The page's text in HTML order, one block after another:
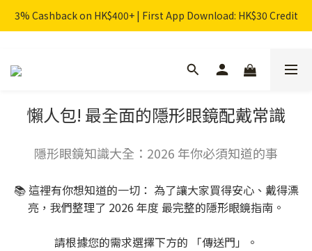
3% Cashback on HK$400+ | First App Download: HK$30 Credit
懶人包! 最全面的隱形眼鏡配戴常識
隱形眼鏡知識大全：2026 年你必須知道的事
📚 這裡有你想知道的一切： 為了讓大家買得安心、戴得漂
亮，我們整理了 2026 年度 最完整的隱形眼鏡指南。
請根據您的需求選擇下方的 「傳送門」。